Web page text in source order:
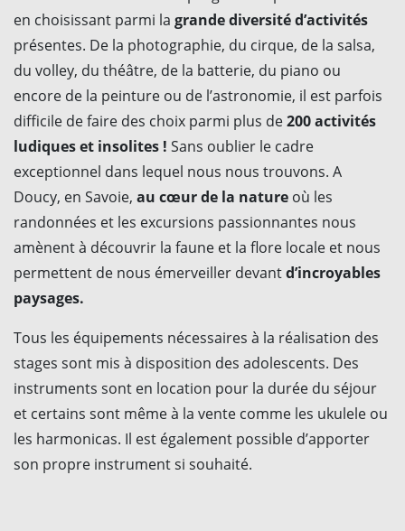
en choisissant parmi la grande diversité d’activités
présentes. De la photographie, du cirque, de la salsa,
du volley, du théâtre, de la batterie, du piano ou
encore de la peinture ou de l’astronomie, il est parfois
difficile de faire des choix parmi plus de200 activités
ludiques et insolites ! Sans oublier le cadre
exceptionnel dans lequel nous nous trouvons. A
Doucy, en Savoie, au cœur de la nature où les
randonnées et les excursions passionnantes nous
amènent à découvrir la faune et la flore locale et nous
permettent de nous émerveiller devantd’incroyables
paysages.
Tous les équipements nécessaires à la réalisation des
stages sont mis à disposition des adolescents. Des
instruments sont en location pour la durée du séjour
et certains sont même à la vente comme les ukulele ou
les harmonicas. Il est également possible d’apporter
son propre instrument si souhaité.